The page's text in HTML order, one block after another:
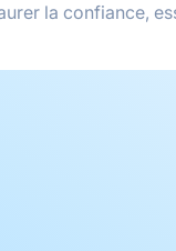
la confiance,